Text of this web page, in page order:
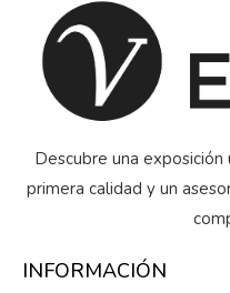
Descubre una
primera calidad y un
INFORMACIÓN